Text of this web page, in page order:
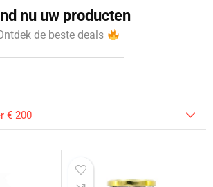
nu uw producten
de beste deals
€ 200